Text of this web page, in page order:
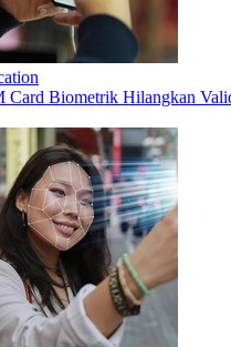
Card Biometrik Hilangkan